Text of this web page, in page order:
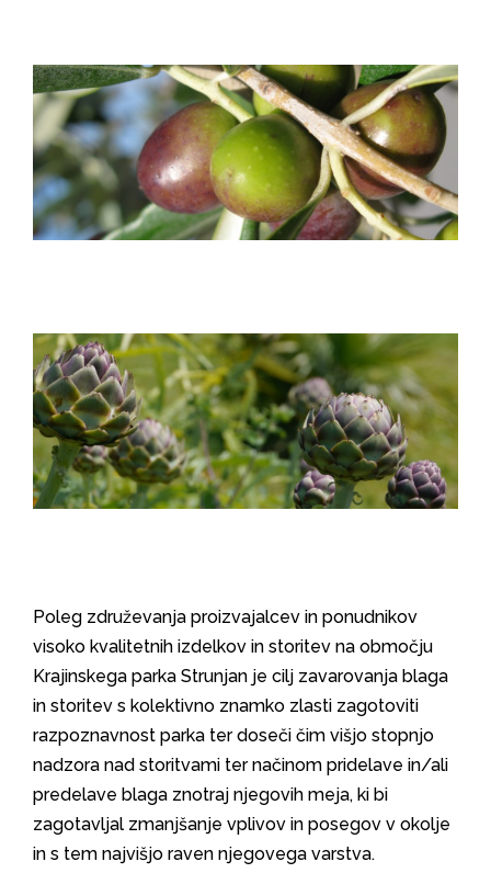
Poleg združevanja proizvajalcev in ponudnikov
visoko kvalitetnih izdelkov in storitev na območju
Krajinskega parka Strunjan je cilj zavarovanja blaga
in storitev s kolektivno znamko zlasti zagotoviti
razpoznavnost parka ter doseči čim višjo stopnjo
nadzora nad storitvami ter načinom pridelave in/ali
predelave blaga znotraj njegovih meja, ki bi
zagotavljal zmanjšanje vplivov in posegov v okolje
in s tem najvišjo raven njegovega varstva.